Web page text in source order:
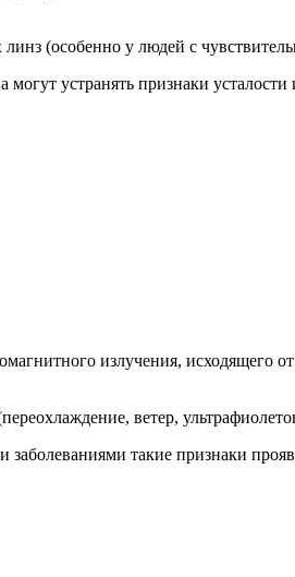
линз (особенно у людей с
могут устранять признаки
излучения, исходящего
ветер,
такие признаки